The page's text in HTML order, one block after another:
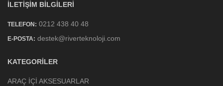
İLETIŞIM BILGILERI
TELEFON: 0212 438 40 48
E-POSTA: destek@riverteknoloji.com
KATEGORILER
ARAÇ İÇİ AKSESUARLAR